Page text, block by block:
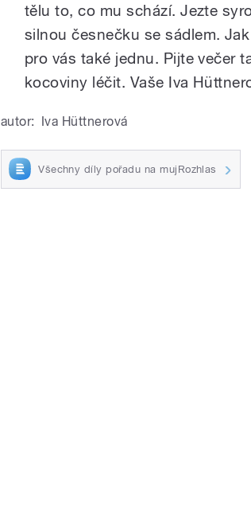
tělu to, co mu schází. Jezte
silnou česnečku se sádlem.
pro vás také jednu. Pijte večer
kocoviny léčit. Vaše Iva
autor: Iva Hüttnerová
Všechny díly pořadu na mujRozhlas